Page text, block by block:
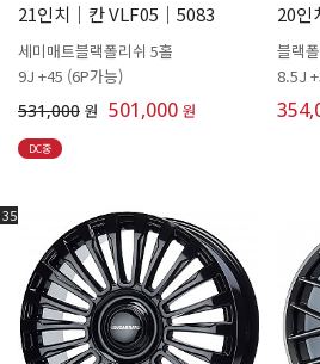
21인치│칸 VLF05│5083
세미매트블랙폴리쉬 5홀
9J +45 (6P가능)
531,000 원 501,000 원
DC중
20
블랙
8.5J
35